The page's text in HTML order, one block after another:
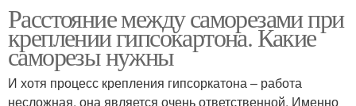
Расстояние между саморезами при
креплении гипсокартона. Какие
саморезы нужны
И хотя процесс крепления гипсоркатона – работа
несложная, она является очень ответственной. Именно